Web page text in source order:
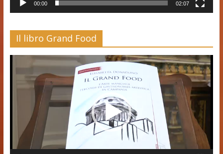
00:00 02:07
Il libro Grand Food
Player